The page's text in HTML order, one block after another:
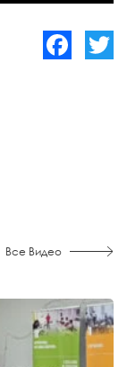
Все Видео